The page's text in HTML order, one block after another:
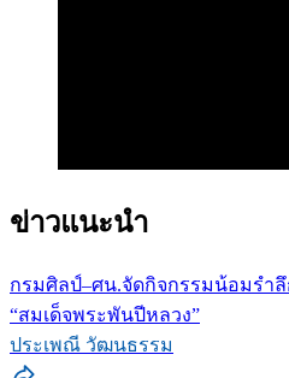
ข่าวแนะนำ
กรมศิลป์–ศน.จัดกิจกรรมน้อมร
“สมเด็จพระพันปีหลวง”
ประเพณี วัฒนธรรม